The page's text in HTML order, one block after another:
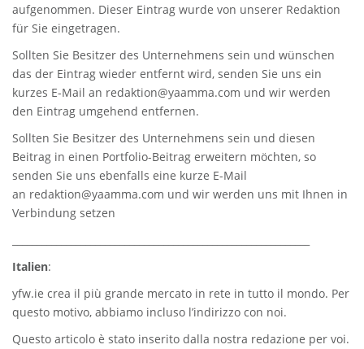
aufgenommen. Dieser Eintrag wurde von unserer Redaktion
für Sie eingetragen.
Sollten Sie Besitzer des Unternehmens sein und wünschen
das der Eintrag wieder entfernt wird, senden Sie uns ein
kurzes E-Mail an redaktion@yaamma.com und wir werden
den Eintrag umgehend entfernen.
Sollten Sie Besitzer des Unternehmens sein und diesen
Beitrag in einen Portfolio-Beitrag erweitern möchten, so
senden Sie uns ebenfalls eine kurze E-Mail
an redaktion@yaamma.com und wir werden uns mit Ihnen in
Verbindung setzen
Italien:
yfw.ie crea il più grande mercato in rete in tutto il mondo. Per
questo motivo, abbiamo incluso l’indirizzo con noi.
Questo articolo è stato inserito dalla nostra redazione per voi.